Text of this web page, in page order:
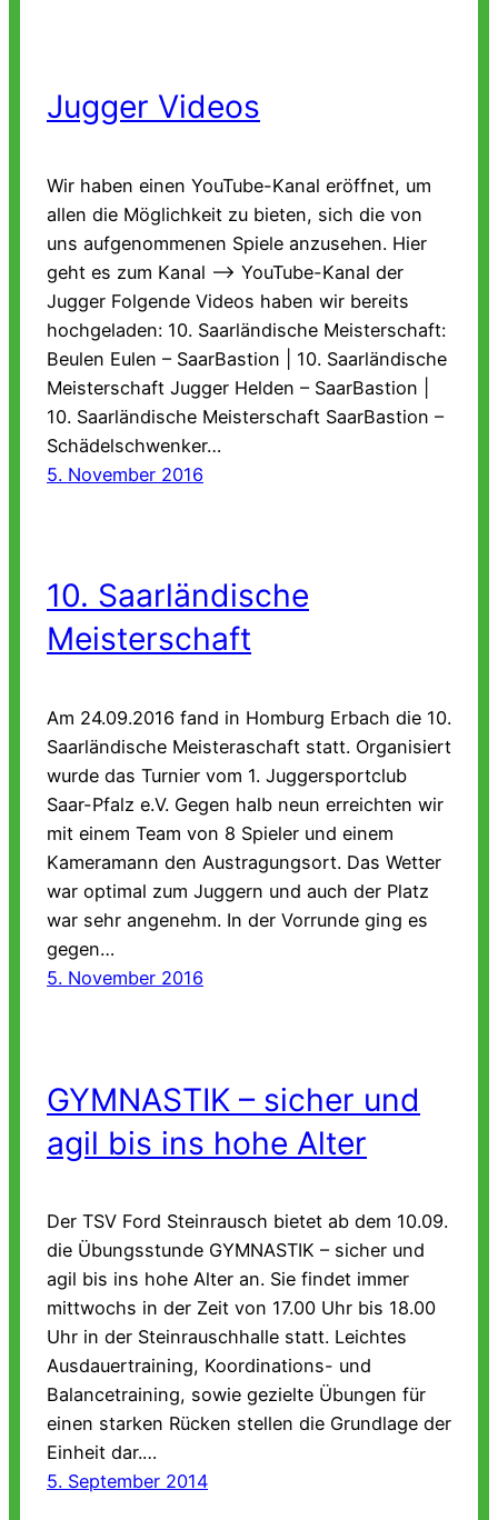
Jugger Videos
Wir haben einen YouTube-Kanal eröffnet, um
allen die Möglichkeit zu bieten, sich die von
uns aufgenommenen Spiele anzusehen. Hier
geht es zum Kanal –> YouTube-Kanal der
Jugger Folgende Videos haben wir bereits
hochgeladen: 10. Saarländische Meisterschaft:
Beulen Eulen – SaarBastion | 10. Saarländische
Meisterschaft Jugger Helden – SaarBastion |
10. Saarländische Meisterschaft SaarBastion –
Schädelschwenker…
5. November 2016
10. Saarländische
Meisterschaft
Am 24.09.2016 fand in Homburg Erbach die 10.
Saarländische Meisteraschaft statt. Organisiert
wurde das Turnier vom 1. Juggersportclub
Saar-Pfalz e.V. Gegen halb neun erreichten wir
mit einem Team von 8 Spieler und einem
Kameramann den Austragungsort. Das Wetter
war optimal zum Juggern und auch der Platz
war sehr angenehm. In der Vorrunde ging es
gegen…
5. November 2016
GYMNASTIK – sicher und
agil bis ins hohe Alter
Der TSV Ford Steinrausch bietet ab dem 10.09.
die Übungsstunde GYMNASTIK – sicher und
agil bis ins hohe Alter an. Sie findet immer
mittwochs in der Zeit von 17.00 Uhr bis 18.00
Uhr in der Steinrauschhalle statt. Leichtes
Ausdauertraining, Koordinations- und
Balancetraining, sowie gezielte Übungen für
einen starken Rücken stellen die Grundlage der
Einheit dar.…
5. September 2014